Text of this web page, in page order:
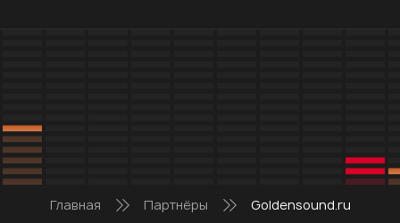
Главная Партнёры Goldensound.ru